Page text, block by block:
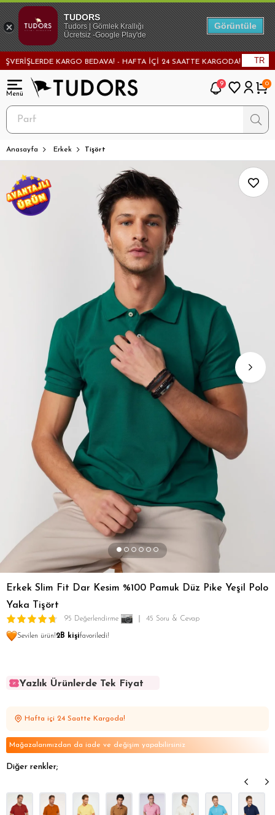
KARGO BEDAVA! - HAFTA İÇİ 24 SAATTE KARGODA! - TR
9 0
Anasayfa Erkek Tişört
Erkek Slim Fit Dar Kesim %100 Pamuk Düz Pike Yeşil Polo
Yaka Tişört
95 Değerlendirme 45 Soru & Cevap
Sevilen ürün!2B kişifavoriledi!
Yazlık Ürünlerde Tek Fiyat
Yazlık Ürünlerde Tek Fiyat
Hafta içi 24 Saatte Kargoda!
Mağazalarımızdan da iade ve değişim yapabilirsiniz
Diğer renkler;
TUDORS
Tudors | Gömlek Krallığı
Ücretsiz -Google Play'de
Görüntüle